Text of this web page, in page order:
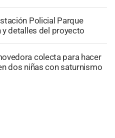
Policial Parque
y detalles del proyecto
colecta para hacer
dos niñas con saturnismo